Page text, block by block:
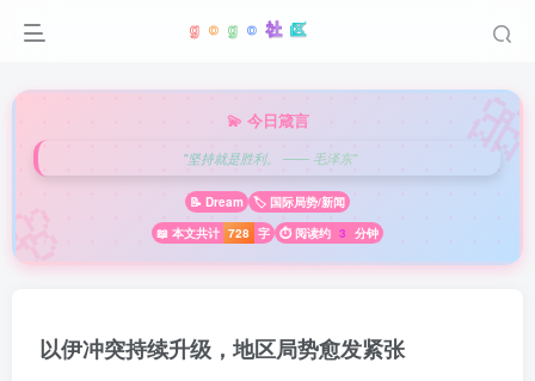
💫 今日箴言
"坚持就是胜利。 —— 毛泽东"
📝 Dream 🏷️ 国际局势/新闻
📖 本文共计 728 字 ⏱️ 阅读约 3 分钟
以伊冲突持续升级，地区局势愈发紧张